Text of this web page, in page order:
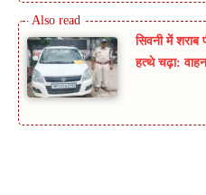
सिवनी में
हत्थे चढ़ा: